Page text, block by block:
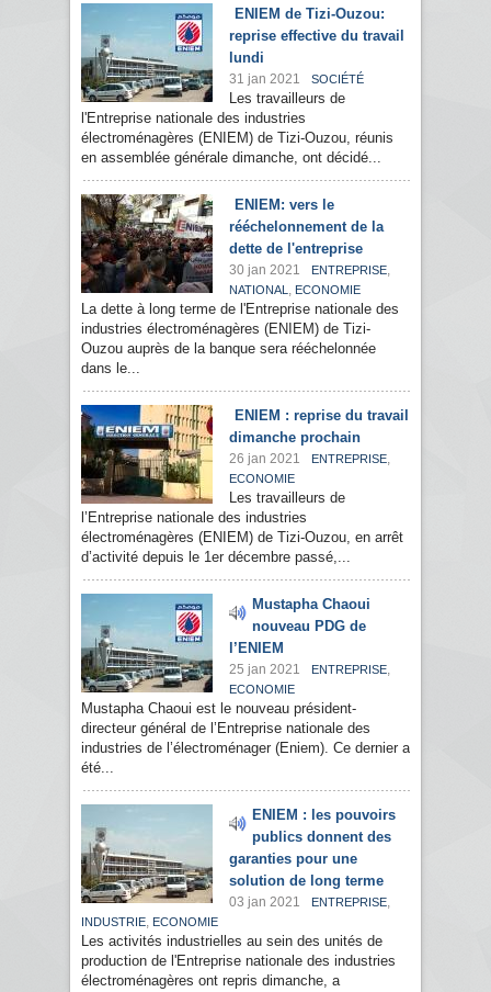
ENIEM de Tizi-Ouzou:
reprise effective du travail
lundi
31 jan 2021 SOCIÉTÉ
Les travailleurs de
l'Entreprise nationale des industries
électroménagères (ENIEM) de Tizi-Ouzou, réunis
en assemblée générale dimanche, ont décidé...
ENIEM: vers le
rééchelonnement de la
dette de l'entreprise
30 jan 2021 ENTREPRISE,
NATIONAL , ECONOMIE
La dette à long terme de l'Entreprise nationale des
industries électroménagères (ENIEM) de Tizi-
Ouzou auprès de la banque sera rééchelonnée
dans le...
ENIEM : reprise du travail
dimanche prochain
26 jan 2021 ENTREPRISE,
ECONOMIE
Les travailleurs de
l’Entreprise nationale des industries
électroménagères (ENIEM) de Tizi-Ouzou, en arrêt
d’activité depuis le 1er décembre passé,...
Mustapha Chaoui
nouveau PDG de
l’ENIEM
25 jan 2021 ENTREPRISE,
ECONOMIE
Mustapha Chaoui est le nouveau président-
directeur général de l’Entreprise nationale des
industries de l’électroménager (Eniem). Ce dernier a
été...
ENIEM : les pouvoirs
publics donnent des
garanties pour une
solution de long terme
03 jan 2021 ENTREPRISE,
INDUSTRIE, ECONOMIE
Les activités industrielles au sein des unités de
production de l'Entreprise nationale des industries
électroménagères ont repris dimanche, a